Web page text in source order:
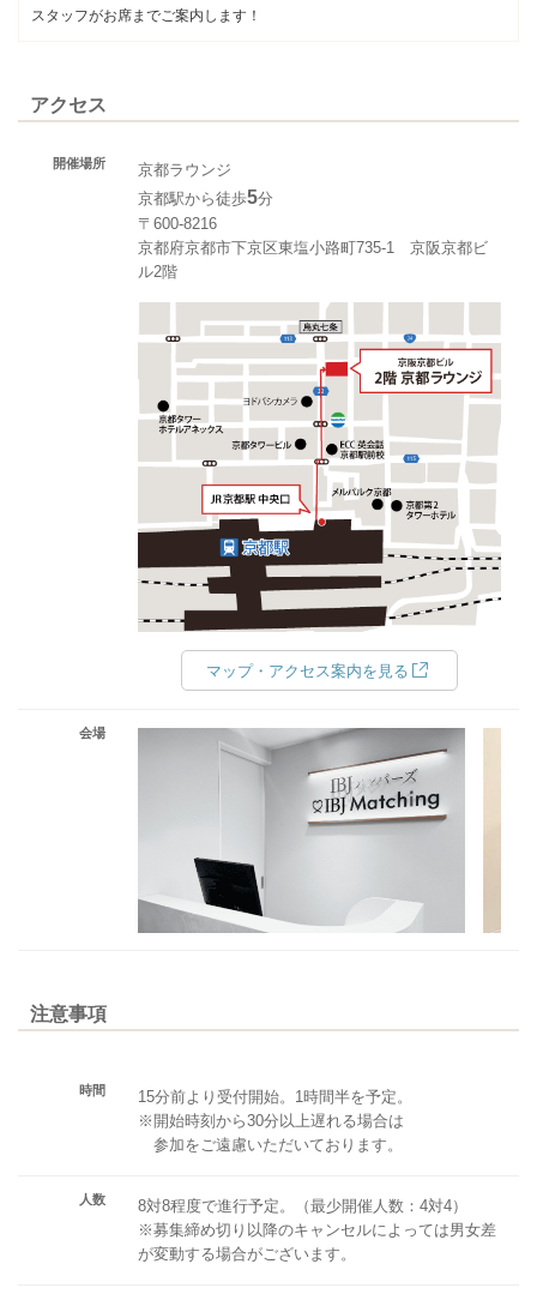
スタッフがお席までご案内します！
アクセス
開催場所
京都ラウンジ
京都駅から徒歩5分
〒600-8216
京都府京都市下京区東塩小路町735-1 京阪京都ビ
ル2階
マップ・アクセス案内を見る
会場
注意事項
時間
15分前より受付開始。1時間半を予定。
※開始時刻から30分以上遅れる場合は
参加をご遠慮いただいております。
人数
8対8程度で進行予定。（最少開催人数：4対4）
※募集締め切り以降のキャンセルによっては男女差
が変動する場合がございます。